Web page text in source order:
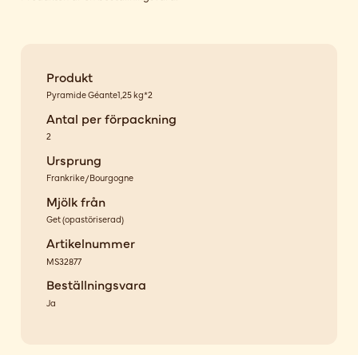
Produkt
Pyramide Géante1,25 kg*2
Antal per förpackning
2
Ursprung
Frankrike/Bourgogne
Mjölk från
Get(opastöriserad)
Artikelnummer
MS32877
Beställningsvara
Ja